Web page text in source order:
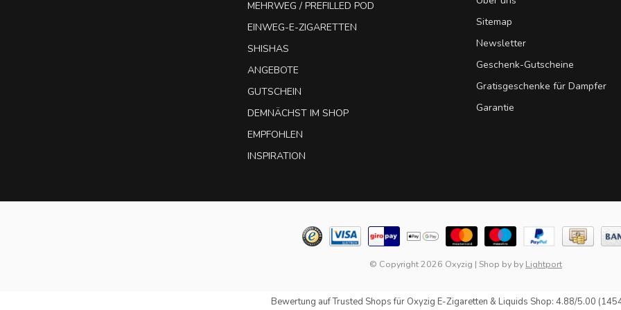
MEHRWEG / PREFILLED POD
EINWEG-E-ZIGARETTEN
SHISHAS
ANGEBOTE
GUTSCHEIN
DEMNÄCHST IM SHOP
EMPFOHLEN
INSPIRATION
Sitemap
Newsletter
Geschenk-Gutscheine
Gratisgeschenke für Dampfer
Garantie
© Copyright 2026 Oxyzig | Shop by by Lightport
Bewertung aufTrusted Shopsfür Oxyzig E-Zigaretten & Liquids Shop: 4.88/5.00